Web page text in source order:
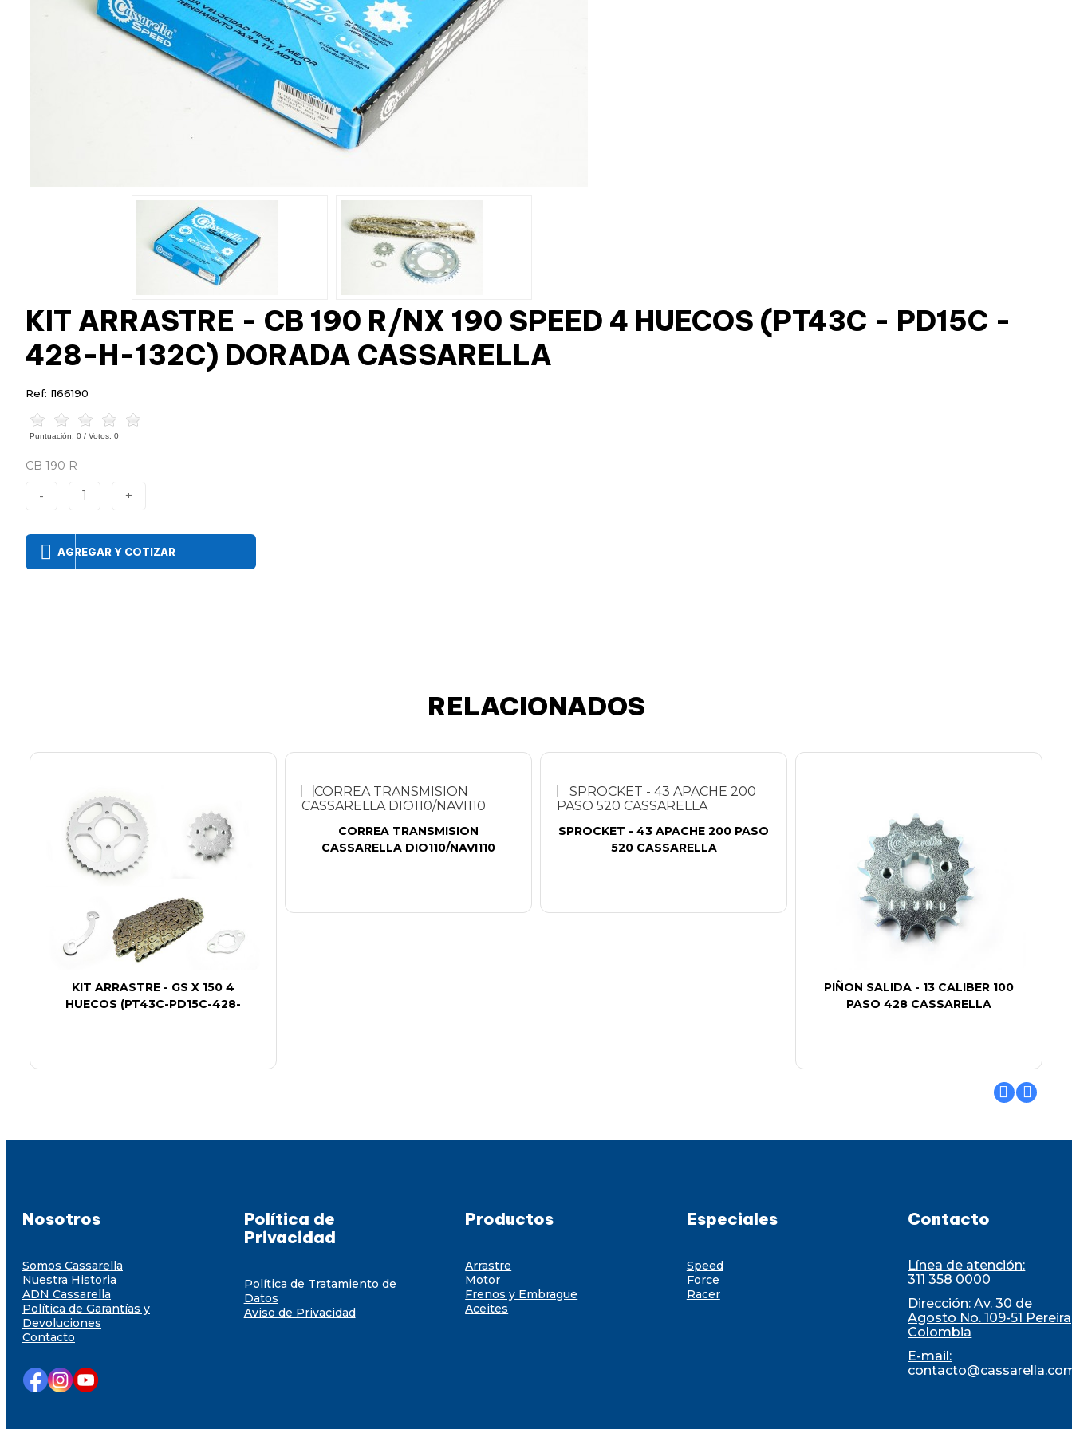
KIT ARRASTRE - CB 190 R/NX 190 SPEED 4 HUECOS (PT43C - PD15C -
428-H-132C) DORADA CASSARELLA
Ref: I166190
Puntuación: 0 / Votos: 0
CB 190 R
- 1 +
AGREGAR Y COTIZAR
RELACIONADOS
KIT ARRASTRE - GS X 150 4
HUECOS (PT43C-PD15C-428-
CORREA TRANSMISION
CASSARELLA DIO110/NAVI110
SPROCKET - 43 APACHE 200 PASO
520 CASSARELLA
PIÑON SALIDA - 13 CALIBER 100
PASO 428 CASSARELLA
Nosotros
Somos Cassarella
Nuestra Historia
ADN Cassarella
Política de Garantías y
Devoluciones
Contacto
Política de
Privacidad
Política de Tratamiento de
Datos
Aviso de Privacidad
Productos
Arrastre
Motor
Frenos y Embrague
Aceites
Especiales
Speed
Force
Racer
Contacto
Línea de atención:
311 358 0000
Dirección: Av. 30 de
Agosto No. 109-51
Colombia
E-mail: